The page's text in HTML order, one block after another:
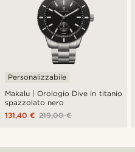
Makalu | Orologio Dive in titanio
spazzolato nero
Personalizzabile
219,00 €
131,40 €